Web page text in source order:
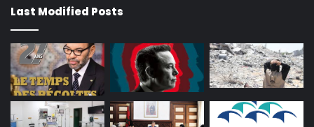
Last Modified Posts